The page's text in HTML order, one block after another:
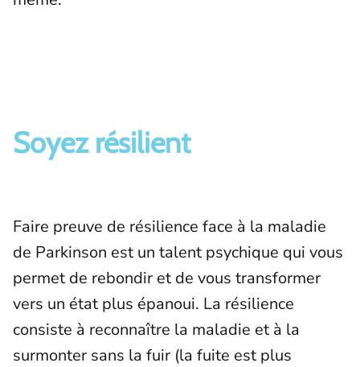
Soyez résilient
Faire preuve de résilience face à la maladie
de Parkinson est un talent psychique qui vous
permet de rebondir et de vous transformer
vers un état plus épanoui. La résilience
consiste à reconnaître la maladie et à la
surmonter sans la fuir (la fuite est plus